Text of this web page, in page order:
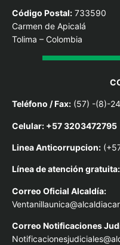
Código Postal: 733590
Carmen de Apicalá
Tolima – Colombia
Teléfono / Fax: (57) -(8)-
Celular: +57 3203472795
Linea Anticorrupcion:
Línea de atención
Correo Oficial Alcaldía:
Correo Notificaciones